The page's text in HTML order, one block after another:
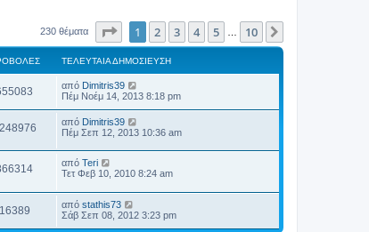
230 θέματα Σελίδα1 από 10
1 2 3 4 5 10
ΤΕΛΕΥΤΑΊΑ ΔΗΜΟΣΊΕΥΣΗ
από Dimitris39
Πέμ Νοέμ 14, 2013 8:18 pm
από Dimitris39
Πέμ Σεπ 12, 2013 10:36 am
από Teri
Τετ Φεβ 10, 2010 8:24 am
16389 από stathis73
Σάβ Σεπ 08, 2012 3:23 pm